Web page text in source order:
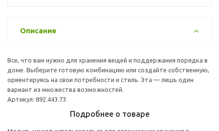
Описание
Все, что вам нужно для хранения вещей и поддержания порядка в
доме. Выберите готовую комбинацию или создайте собственную,
ориентируясь на свои потребности и стиль. Эта — лишь один
вариант из множества возможностей.
Артикул: 892.443.73
Подробнее о товаре